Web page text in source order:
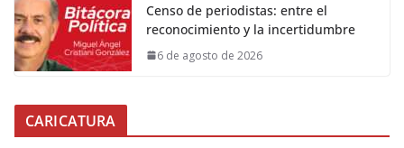
Censo de periodistas: entre el
reconocimiento y la incertidumbre
6 de agosto de 2026
CARICATURA